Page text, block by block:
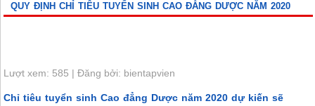
QUY ĐỊNH CHỈ TIÊU TUYỂN SINH CAO ĐẲNG DƯỢC NĂM 2020
Lượt xem: 585 | Đăng bởi: bientapvien
Chỉ tiêu tuyển sinh Cao đẳng Dược năm 2020 dự kiến sẽ